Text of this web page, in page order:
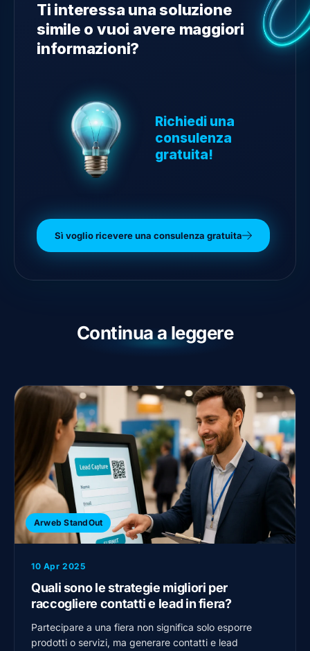
Ti interessa una soluzione
simile o vuoi avere maggiori
informazioni?
Richiedi una
consulenza
gratuita!
Sì voglio ricevere una consulenza gratuita
Continua a leggere
Arweb StandOut
10 Apr 2025
Quali sono le strategie migliori per
raccogliere contatti e lead in fiera?
Partecipare a una fiera non significa solo esporre
prodotti o servizi, ma generare contatti e lead